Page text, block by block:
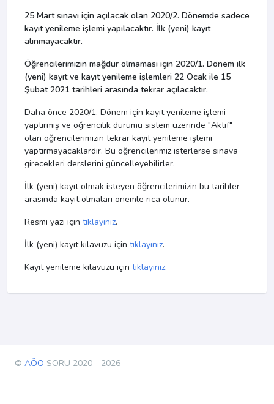
25 Mart sınavı için açılacak olan 2020/2. Dönemde sadece
kayıt yenileme işlemi yapılacaktır. İlk (yeni) kayıt
alınmayacaktır.
Öğrencilerimizin mağdur olmaması için 2020/1. Dönem ilk
(yeni) kayıt ve kayıt yenileme işlemleri 22 Ocak ile 15
Şubat 2021 tarihleri arasında tekrar açılacaktır.
Daha önce 2020/1. Dönem için kayıt yenileme işlemi
yaptırmış ve öğrencilik durumu sistem üzerinde "Aktif"
olan öğrencilerimizin tekrar kayıt yenileme işlemi
yaptırmayacaklardır. Bu öğrencilerimiz isterlerse sınava
girecekleri derslerini güncelleyebilirler.
İlk (yeni) kayıt olmak isteyen öğrencilerimizin bu tarihler
arasında kayıt olmaları önemle rica olunur.
Resmi yazı için tıklayınız.
İlk (yeni) kayıt kılavuzu için tıklayınız.
Kayıt yenileme kılavuzu için tıklayınız.
© AÖO SORU 2020 - 2026